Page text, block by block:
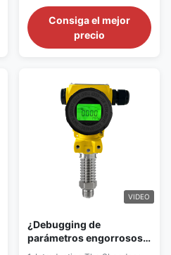
accurate and reliable pressure
measurement in industrial
applications. With a compact
equipment, hydraulic systems,
and industrial ...
Consiga el mejor
precio
VIDEO
¿Debugging de
parámetros engorrosos y
adaptación ambiental